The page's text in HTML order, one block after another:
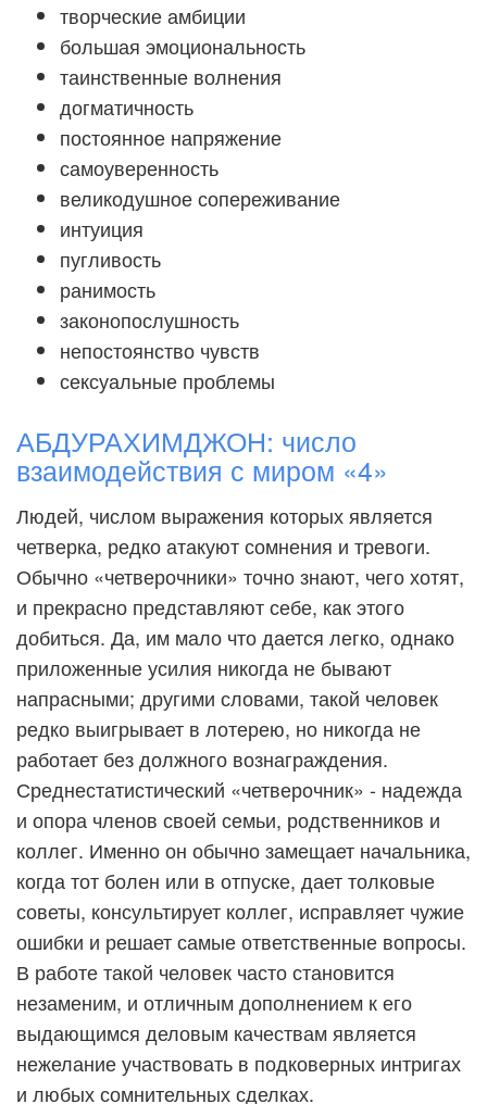
творческие амбиции
большая эмоциональность
таинственные волнения
догматичность
постоянное напряжение
самоуверенность
великодушное сопереживание
интуиция
пугливость
ранимость
законопослушность
непостоянство чувств
сексуальные проблемы
АБДУРАХИМДЖОН: число
взаимодействия с миром «4»
Людей, числом выражения которых является
четверка, редко атакуют сомнения и тревоги.
Обычно «четверочники» точно знают, чего хотят,
и прекрасно представляют себе, как этого
добиться. Да, им мало что дается легко, однако
приложенные усилия никогда не бывают
напрасными; другими словами, такой человек
редко выигрывает в лотерею, но никогда не
работает без должного вознаграждения.
Среднестатистический «четверочник» - надежда
и опора членов своей семьи, родственников и
коллег. Именно он обычно замещает начальника,
когда тот болен или в отпуске, дает толковые
советы, консультирует коллег, исправляет чужие
ошибки и решает самые ответственные вопросы.
В работе такой человек часто становится
незаменим, и отличным дополнением к его
выдающимся деловым качествам является
нежелание участвовать в подковерных интригах
и любых сомнительных сделках.